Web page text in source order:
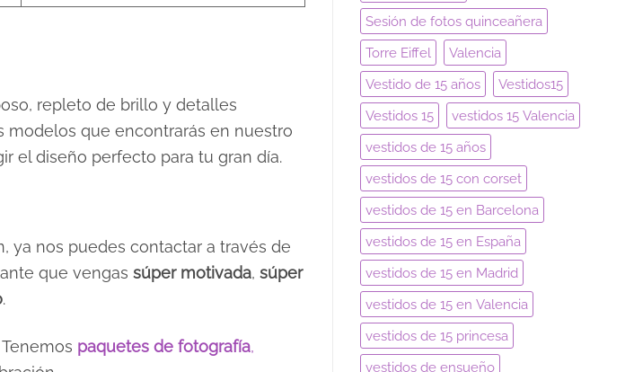
repleto de brillo y detalles
modelos que encontrarás en nuestro
el diseño perfecto para tu gran día.
ya nos puedes contactar a través de
que vengas súper motivada, súper
.
paquetes de fotografía,
Sesión de fotos quinceañera
Torre Eiffel Valencia
Vestido de 15 años Vestidos15
Vestidos 15 vestidos 15 Valencia
vestidos de 15 años
vestidos de 15 con corset
vestidos de 15 en Barcelona
vestidos de 15 en España
vestidos de 15 en Madrid
vestidos de 15 en Valencia
vestidos de 15 princesa
vestidos de ensueño